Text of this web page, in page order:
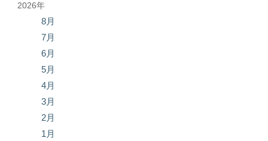
2026年
8月
7月
6月
5月
4月
3月
2月
1月